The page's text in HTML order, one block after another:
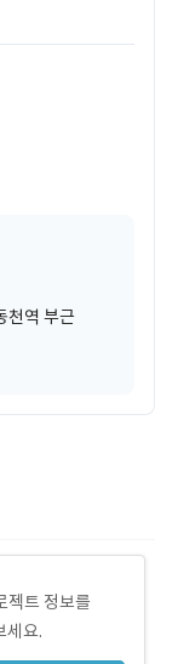
천역 부근
젝트 정보를
세요.